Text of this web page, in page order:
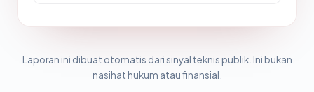
Laporan ini dibuat otomatis dari sinyal teknis publik. Ini bukan
nasihat hukum atau finansial.